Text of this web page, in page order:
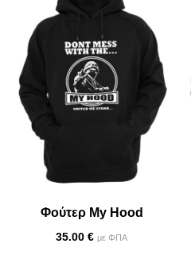
Φούτερ My Hood
35.00 € με ΦΠΑ